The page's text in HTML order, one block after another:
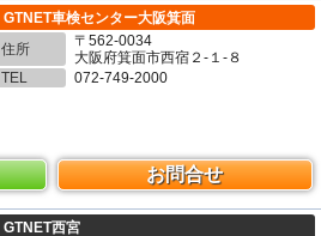
GTNET車検センター大阪箕面
住所
〒562-0034
大阪府箕面市西宿２-１-８
TEL
072-749-2000
お問合せ
GTNET西宮